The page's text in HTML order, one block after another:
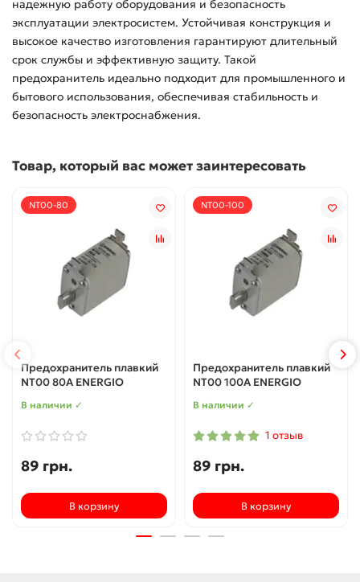
надежную работу оборудования и безопасность
эксплуатации электросистем. Устойчивая конструкция и
высокое качество изготовления гарантируют длительный
срок службы и эффективную защиту. Такой
предохранитель идеально подходит для промышленного и
бытового использования, обеспечивая стабильность и
безопасность электроснабжения.
Товар, который вас может заинтересовать
NT00-80
Предохранитель плавкий
NT00 80А ENERGIO
В наличии ✓
89 грн.
В корзину
NT00-100
Предохранитель плавкий
NT00 100А ENERGIO
В наличии ✓
1 отзыв
89 грн.
В корзину